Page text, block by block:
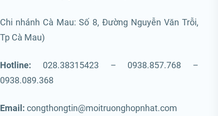
Chi nhánh Cà Mau: Số 8, Đường Nguyễn Văn Trỗi,
Tp Cà Mau)
Hotline: 028.38315423 – 0938.857.768 –
0938.089.368
Email: congthongtin@moitruonghopnhat.com